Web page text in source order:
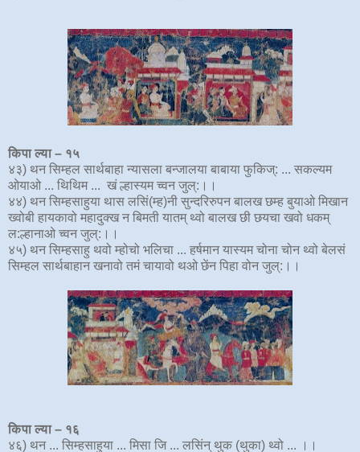
किपा ल्या – १५
४३) थन सिम्हल सार्थबाहा न्यासला बन्जालया बाबाया फुकिज्: ... सकल्यम
ओयाओ ... थिथिम ... खं ल्हास्यम च्वन जुल्:।।
४४) थन सिम्हसाहुया थास लसिं(म्ह)नी सुन्दरिरुपन बालख छम्ह बुयाओ मिखान
ख्वोबी हायकावो महादुक्ख न बिमती यातम् थ्वो बालख छी छयचा खवो धकम्
ल:ल्हानाओ च्वन जुल्:।।
४५) थन सिम्हसाहु थवो म्होचो भलिचा ... हर्षमान यास्यम चोना चोन थ्वो बेलसं
सिम्हल सार्थबाहान खनावो तमं चायावो थओ छेंन पिहा वोन जुल्:।।
किपा ल्या – १६
४६) थन ... सिम्हसाहुया ... मिसा जि ... लसिंन् थुक (थुका) थ्वो ... ।।